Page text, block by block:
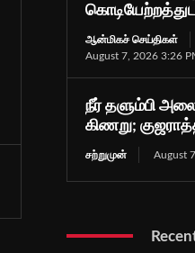
ஆன்மிகச் செய்திகள்
August 7, 2026 3:26
நீர் தளும்பி
கிணறு;
சற்றுமுன் August